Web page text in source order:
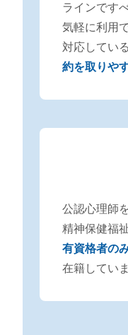
ラインです
気軽に利用
対応してい
約を取りや
公認心理師
精神保健福
有資格者の
在籍していま